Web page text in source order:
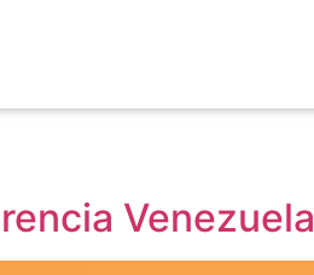
Venezuela